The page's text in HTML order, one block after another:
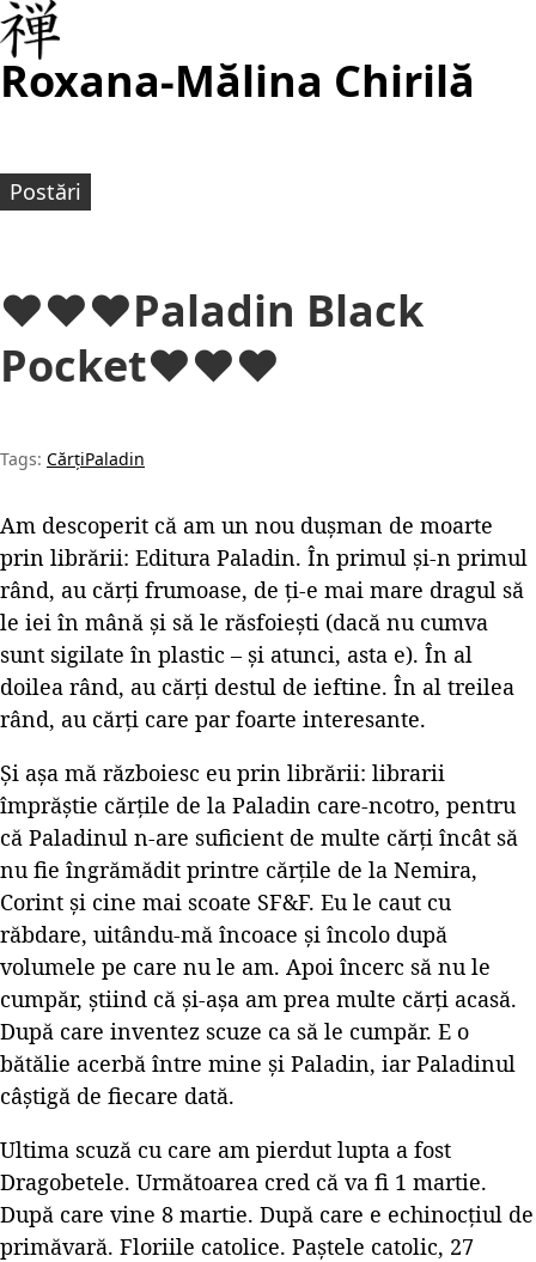
Roxana-Mălina Chirilă
Postări
♥♥♥Paladin Black
Pocket♥♥♥
Tags: CărțiPaladin
Am descoperit că am un nou dușman de moarte
prin librării: Editura Paladin. În primul și-n primul
rând, au cărți frumoase, de ți-e mai mare dragul să
le iei în mână și să le răsfoiești (dacă nu cumva
sunt sigilate în plastic – și atunci, asta e). În al
doilea rând, au cărți destul de ieftine. În al treilea
rând, au cărți care par foarte interesante.
Și așa mă războiesc eu prin librării: librarii
împrăștie cărțile de la Paladin care-ncotro, pentru
că Paladinul n-are suficient de multe cărți încât să
nu fie îngrămădit printre cărțile de la Nemira,
Corint și cine mai scoate SF&F. Eu le caut cu
răbdare, uitându-mă încoace și încolo după
volumele pe care nu le am. Apoi încerc să nu le
cumpăr, știind că și-așa am prea multe cărți acasă.
După care inventez scuze ca să le cumpăr. E o
bătălie acerbă între mine și Paladin, iar Paladinul
câștigă de fiecare dată.
Ultima scuză cu care am pierdut lupta a fost
Dragobetele. Următoarea cred că va fi 1 martie.
După care vine 8 martie. După care e echinocțiul de
primăvară. Floriile catolice. Paștele catolic, 27